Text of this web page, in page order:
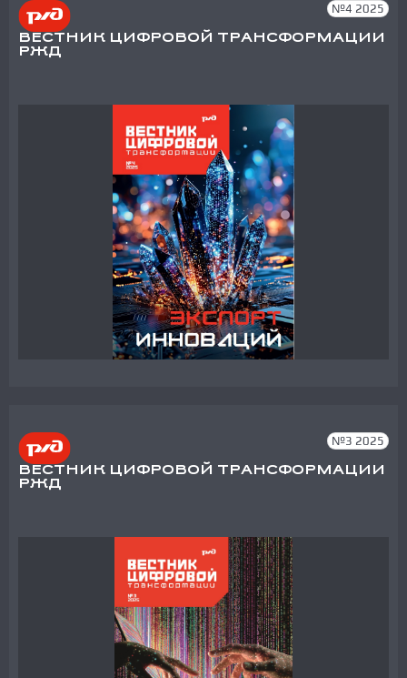
№4 2025
ВЕСТНИК ЦИФРОВОЙ ТРАНСФОРМАЦИИ
РЖД
№3 2025
ВЕСТНИК ЦИФРОВОЙ ТРАНСФОРМАЦИИ
РЖД